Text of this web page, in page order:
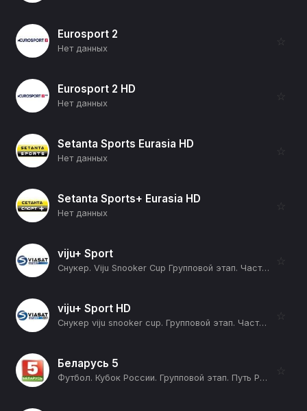
Eurosport 2
Нет данных
☆
Eurosport 2 HD
Нет данных
☆
Setanta Sports Eurasia HD
Нет данных
☆
Setanta Sports+ Eurasia HD
Нет данных
☆
viju+ Sport
Снукер. Viju Snooker Cup Групповой этап. Часть 8. Группа A. Группа B. Анастасия Нечаева - Алексей Корень. Сергей Луцкер - Артём Истомин (12+)
☆
viju+ Sport HD
Снукер viju snooker cup. Групповой этап. Часть 10. Группа A: Анастасия Нечаева - Андрей Карасов. Группа B: Диана Миронова - Сергей Луцкер (12+)
☆
Беларусь 5
Футбол. Кубок России. Групповой этап. Путь РПЛ. ФК Краснодар - Ахмат (Грозный) (12+)
☆